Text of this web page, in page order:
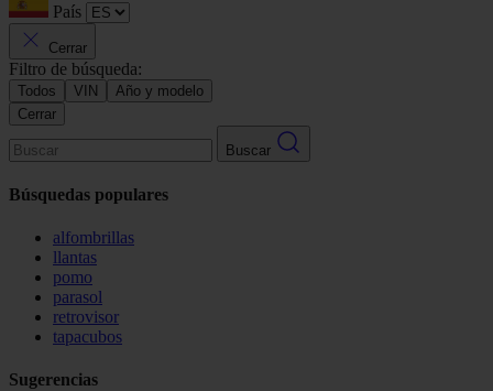
País
Cerrar
Filtro de búsqueda:
Todos VIN
Año y modelo
Cerrar
Buscar
Búsquedas populares
alfombrillas
llantas
pomo
parasol
retrovisor
tapacubos
Sugerencias